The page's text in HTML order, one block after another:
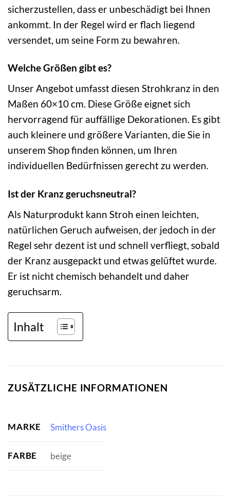
sicherzustellen, dass er unbeschädigt bei Ihnen
ankommt. In der Regel wird er flach liegend
versendet, um seine Form zu bewahren.
Welche Größen gibt es?
Unser Angebot umfasst diesen Strohkranz in den
Maßen 60×10 cm. Diese Größe eignet sich
hervorragend für auffällige Dekorationen. Es gibt
auch kleinere und größere Varianten, die Sie in
unserem Shop finden können, um Ihren
individuellen Bedürfnissen gerecht zu werden.
Ist der Kranz geruchsneutral?
Als Naturprodukt kann Stroh einen leichten,
natürlichen Geruch aufweisen, der jedoch in der
Regel sehr dezent ist und schnell verfliegt, sobald
der Kranz ausgepackt und etwas gelüftet wurde.
Er ist nicht chemisch behandelt und daher
geruchsarm.
Inhalt
ZUSÄTZLICHE INFORMATIONEN
MARKE Smithers Oasis
FARBE beige